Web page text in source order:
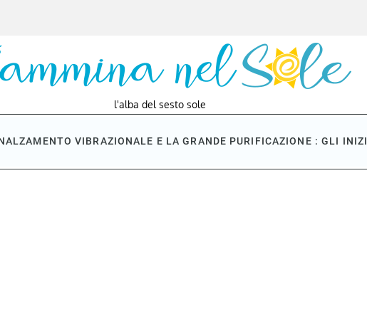
l'alba del sesto sole
VIBRAZIONALE E LA GRANDE PURIFICAZIONE : GLI INIZI